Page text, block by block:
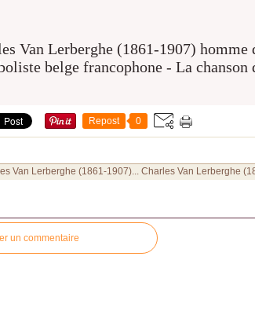
Repost 0
Van Lerberghe (1861-1907)... Charles Van Lerberghe
un commentaire